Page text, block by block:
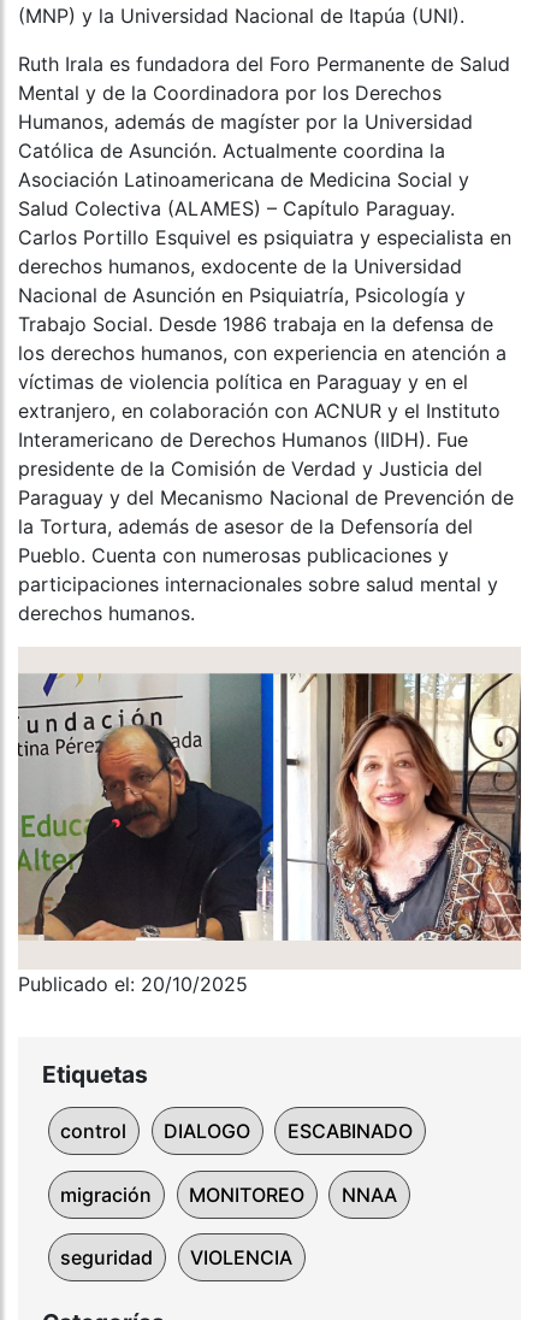
(MNP) y la Universidad Nacional de Itapúa (UNI).
Ruth Irala es fundadora del Foro Permanente de Salud
Mental y de la Coordinadora por los Derechos
Humanos, además de magíster por la Universidad
Católica de Asunción. Actualmente coordina la
Asociación Latinoamericana de Medicina Social y
Salud Colectiva (ALAMES) – Capítulo Paraguay.
Carlos Portillo Esquivel es psiquiatra y especialista en
derechos humanos, exdocente de la Universidad
Nacional de Asunción en Psiquiatría, Psicología y
Trabajo Social. Desde 1986 trabaja en la defensa de
los derechos humanos, con experiencia en atención a
víctimas de violencia política en Paraguay y en el
extranjero, en colaboración con ACNUR y el Instituto
Interamericano de Derechos Humanos (IIDH). Fue
presidente de la Comisión de Verdad y Justicia del
Paraguay y del Mecanismo Nacional de Prevención de
la Tortura, además de asesor de la Defensoría del
Pueblo. Cuenta con numerosas publicaciones y
participaciones internacionales sobre salud mental y
derechos humanos.
Publicado el: 20/10/2025
Etiquetas
control DIALOGO ESCABINADO
migración MONITOREO NNAA
seguridad VIOLENCIA